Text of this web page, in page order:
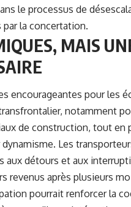
le processus de
la concertation.
MAIS
encourageantes pour les
notamment
de construction, tout en
Les
aux détours et aux
revenus après plusieurs
pourrait renforcer la